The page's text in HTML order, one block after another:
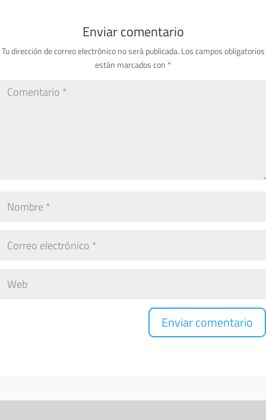
Enviar comentario
Tu dirección de correo electrónico no será publicada. Los campos obligatorios
están marcados con *